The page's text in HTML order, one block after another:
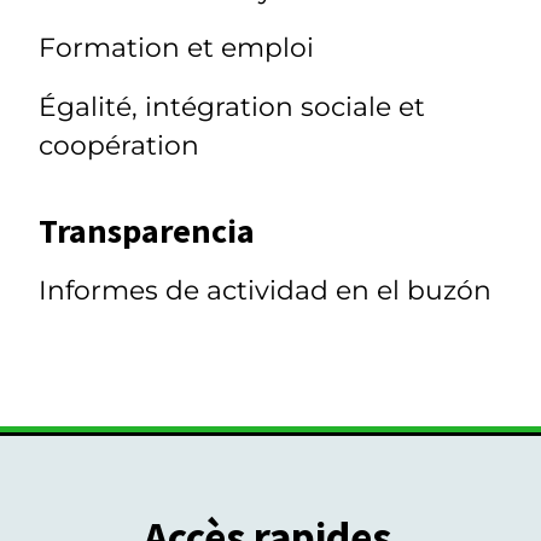
Formation et emploi
Égalité, intégration sociale et
coopération
Transparencia
Informes de actividad en el buzón